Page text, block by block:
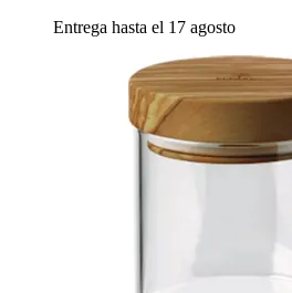
Entrega hasta el 17 agosto